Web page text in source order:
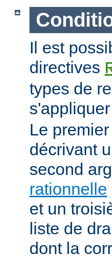
Il est
directives
types de
Le
décrivant
second
rationnelle
et un
liste de
dont la